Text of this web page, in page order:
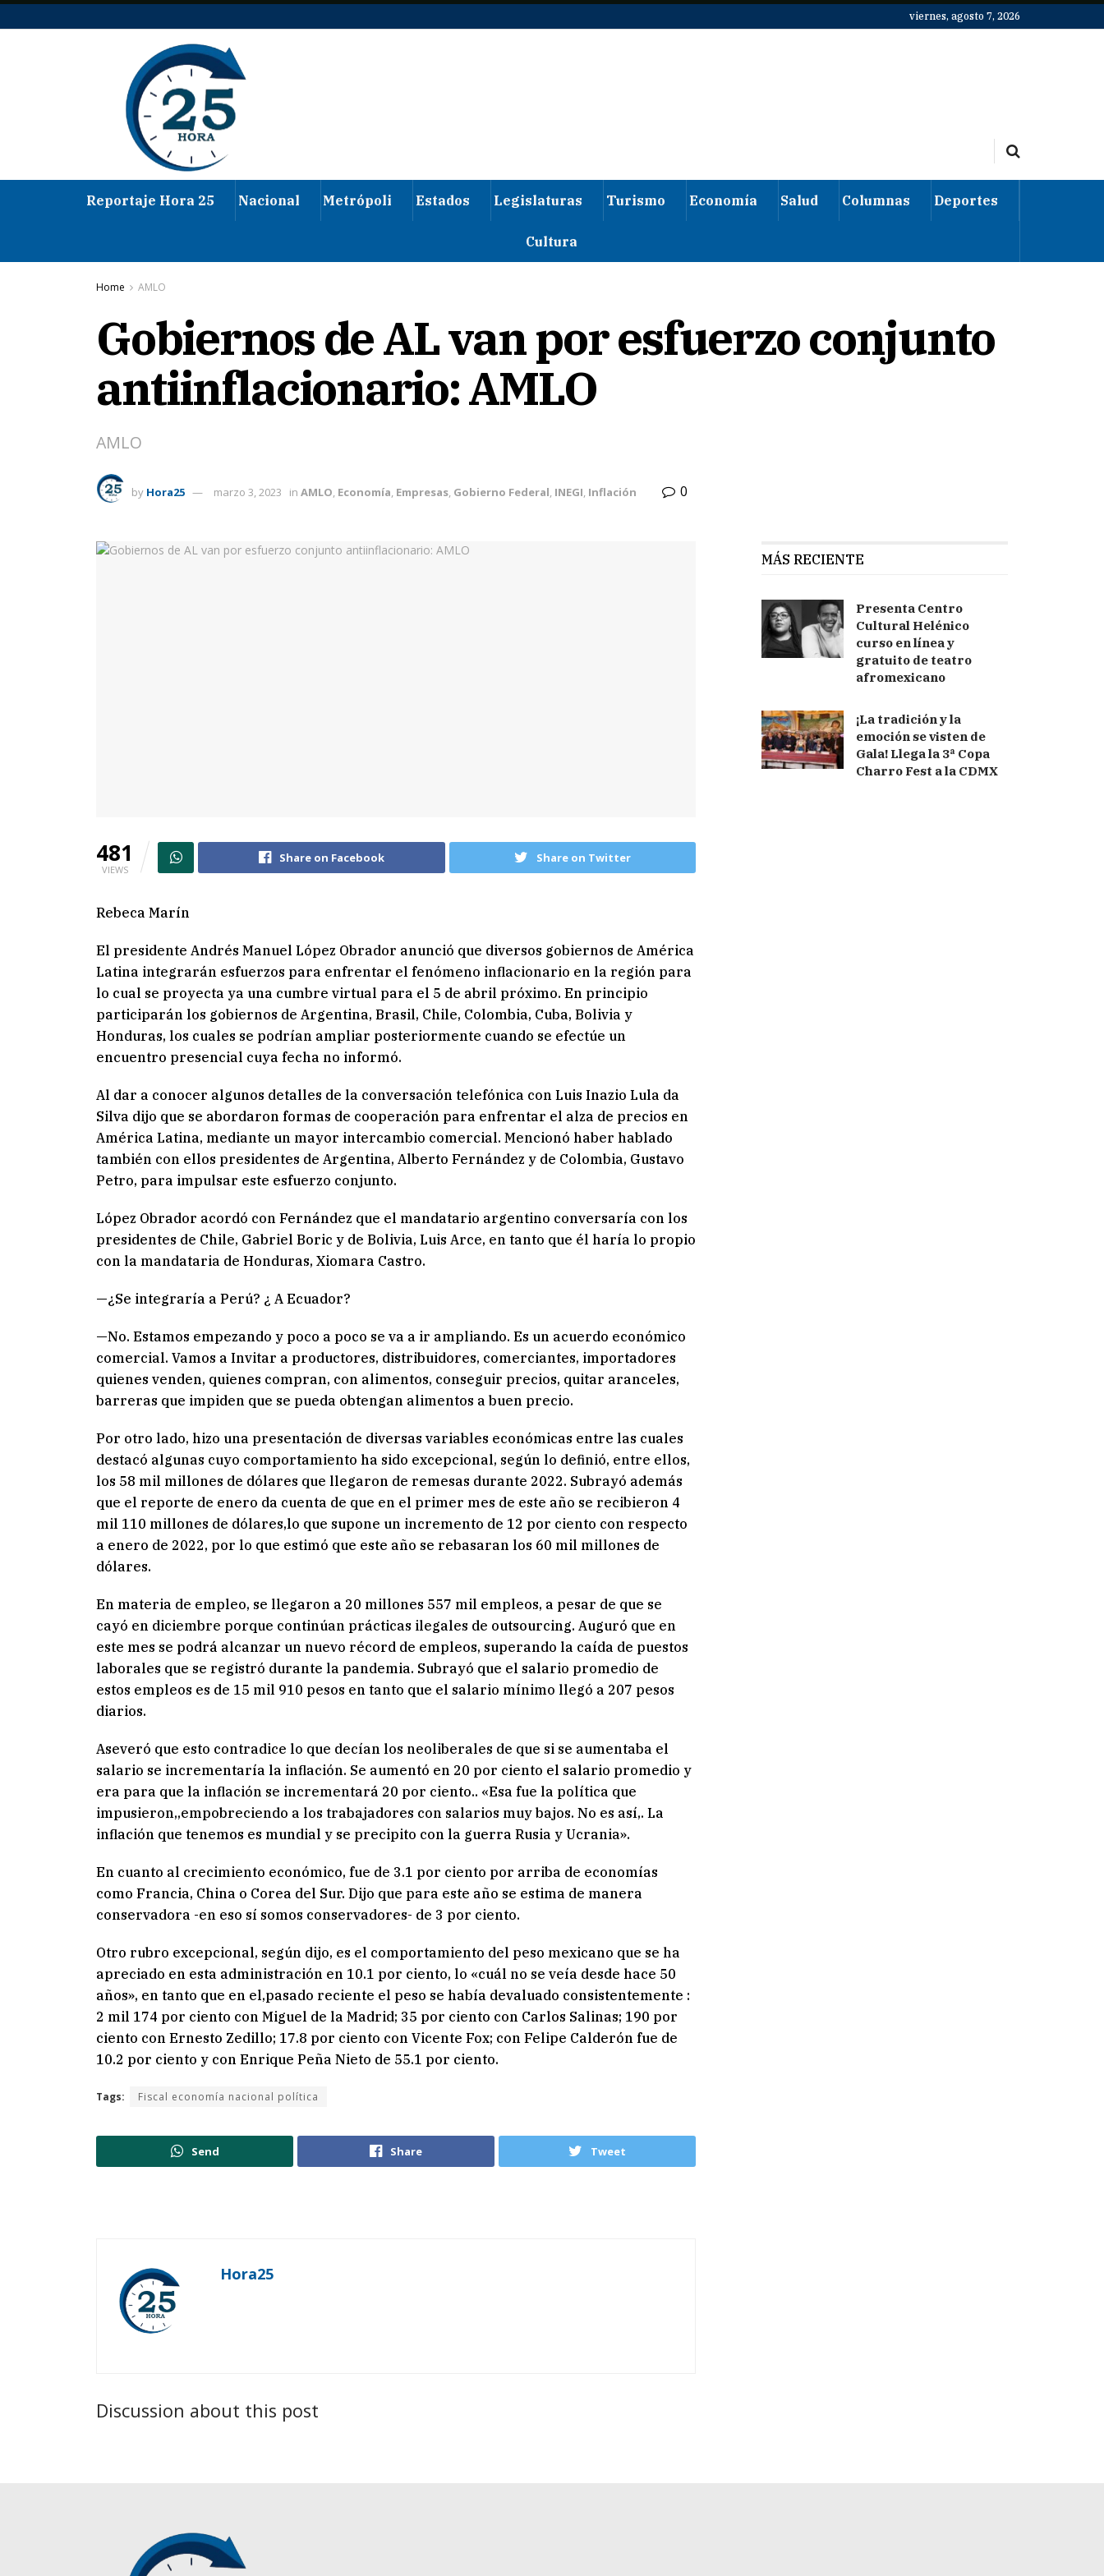
viernes, agosto 7, 2026
Reportaje Hora 25 Nacional Metrópoli Estados Legislaturas Turismo Economía Salud Columnas Deportes
Cultura
Home AMLO
Gobiernos de AL van por esfuerzo conjunto
antiinflacionario: AMLO
AMLO
by Hora25 marzo 3, 2023 in AMLO, Economía, Empresas, Gobierno Federal, INEGI, Inflación 0
481
VIEWS
Share on Facebook Share on Twitter
Rebeca Marín
El presidente Andrés Manuel López Obrador anunció que diversos gobiernos de América
Latina integrarán esfuerzos para enfrentar el fenómeno inflacionario en la región para
lo cual se proyecta ya una cumbre virtual para el 5 de abril próximo. En principio
participarán los gobiernos de Argentina, Brasil, Chile, Colombia, Cuba, Bolivia y
Honduras, los cuales se podrían ampliar posteriormente cuando se efectúe un
encuentro presencial cuya fecha no informó.
Al dar a conocer algunos detalles de la conversación telefónica con Luis Inazio Lula da
Silva dijo que se abordaron formas de cooperación para enfrentar el alza de precios en
América Latina, mediante un mayor intercambio comercial. Mencionó haber hablado
también con ellos presidentes de Argentina, Alberto Fernández y de Colombia, Gustavo
Petro, para impulsar este esfuerzo conjunto.
López Obrador acordó con Fernández que el mandatario argentino conversaría con los
presidentes de Chile, Gabriel Boric y de Bolivia, Luis Arce, en tanto que él haría lo propio
con la mandataria de Honduras, Xiomara Castro.
—¿Se integraría a Perú? ¿ A Ecuador?
—No. Estamos empezando y poco a poco se va a ir ampliando. Es un acuerdo económico
comercial. Vamos a Invitar a productores, distribuidores, comerciantes, importadores
quienes venden, quienes compran, con alimentos, conseguir precios, quitar aranceles,
barreras que impiden que se pueda obtengan alimentos a buen precio.
Por otro lado, hizo una presentación de diversas variables económicas entre las cuales
destacó algunas cuyo comportamiento ha sido excepcional, según lo definió, entre ellos,
los 58 mil millones de dólares que llegaron de remesas durante 2022. Subrayó además
que el reporte de enero da cuenta de que en el primer mes de este año se recibieron 4
mil 110 millones de dólares,lo que supone un incremento de 12 por ciento con respecto
a enero de 2022, por lo que estimó que este año se rebasaran los 60 mil millones de
dólares.
En materia de empleo, se llegaron a 20 millones 557 mil empleos, a pesar de que se
cayó en diciembre porque continúan prácticas ilegales de outsourcing. Auguró que en
este mes se podrá alcanzar un nuevo récord de empleos, superando la caída de puestos
laborales que se registró durante la pandemia. Subrayó que el salario promedio de
estos empleos es de 15 mil 910 pesos en tanto que el salario mínimo llegó a 207 pesos
diarios.
Aseveró que esto contradice lo que decían los neoliberales de que si se aumentaba el
salario se incrementaría la inflación. Se aumentó en 20 por ciento el salario promedio y
era para que la inflación se incrementará 20 por ciento.. «Esa fue la política que
impusieron,,empobreciendo a los trabajadores con salarios muy bajos. No es así,. La
inflación que tenemos es mundial y se precipito con la guerra Rusia y Ucrania».
En cuanto al crecimiento económico, fue de 3.1 por ciento por arriba de economías
como Francia, China o Corea del Sur. Dijo que para este año se estima de manera
conservadora -en eso sí somos conservadores- de 3 por ciento.
Otro rubro excepcional, según dijo, es el comportamiento del peso mexicano que se ha
apreciado en esta administración en 10.1 por ciento, lo «cuál no se veía desde hace 50
años», en tanto que en el,pasado reciente el peso se había devaluado consistentemente :
2 mil 174 por ciento con Miguel de la Madrid; 35 por ciento con Carlos Salinas; 190 por
ciento con Ernesto Zedillo; 17.8 por ciento con Vicente Fox; con Felipe Calderón fue de
10.2 por ciento y con Enrique Peña Nieto de 55.1 por ciento.
Tags: Fiscal economía nacional política
Send Share Tweet
Hora25
Discussion about this post
MÁS RECIENTE
Presenta Centro
Cultural Helénico
curso en línea y
gratuito de teatro
afromexicano
¡La tradición y la
emoción se visten de
Gala! Llega la 3ª Copa
Charro Fest a la CDMX